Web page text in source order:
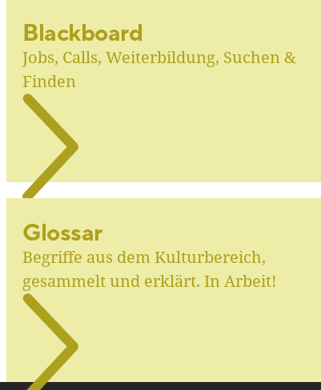
Blackboard
Jobs, Calls, Weiterbildung, Suchen &
Finden
Glossar
Begriffe aus dem Kulturbereich,
gesammelt und erklärt. In Arbeit!